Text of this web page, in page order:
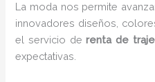
La moda nos permite
innovadores diseños,
el servicio derenta de
expectativas.